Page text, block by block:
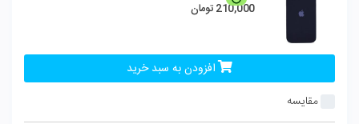
210,000 تومان
افزودن به سبد خرید
مقایسه